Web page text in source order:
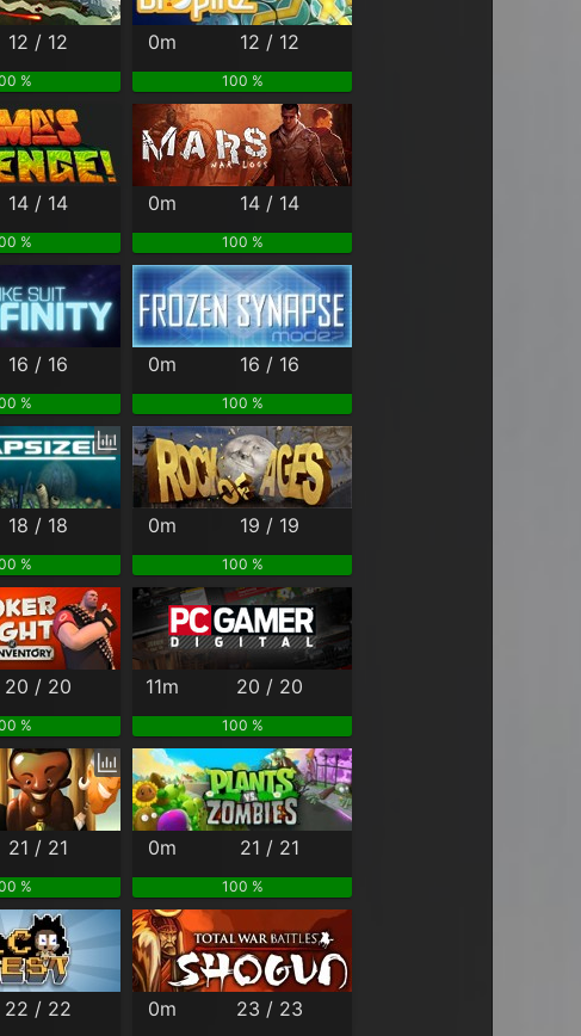
12 / 12
%
0m 12 / 12
100 %
14 / 14
%
0m 14 / 14
100 %
16 / 16
%
0m 16 / 16
100 %
18 / 18
%
0m 19 / 19
100 %
20 / 20
%
11m 20 / 20
100 %
21 / 21
%
0m 21 / 21
100 %
22 / 22 0m 23 / 23